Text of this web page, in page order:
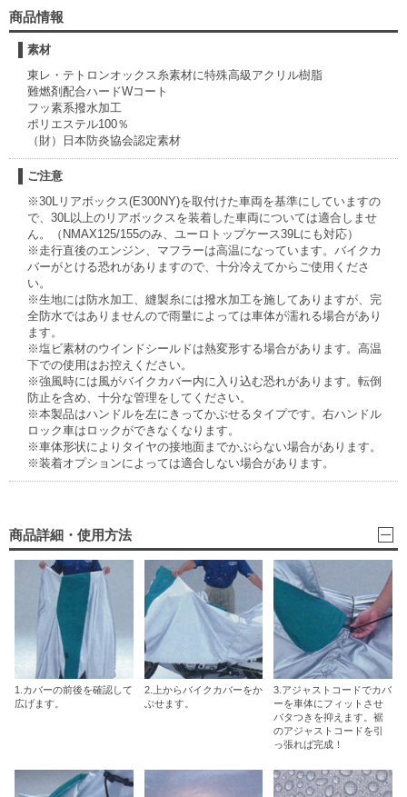
商品情報
素材
東レ・テトロンオックス糸素材に特殊高級アクリル樹脂
難燃剤配合ハードWコート
フッ素系撥水加工
ポリエステル100％
（財）日本防炎協会認定素材
ご注意
※30Lリアボックス(E300NY)を取付けた車両を基準にしていますの
で、30L以上のリアボックスを装着した車両については適合しませ
ん。（NMAX125/155のみ、ユーロトップケース39Lにも対応）
※走行直後のエンジン、マフラーは高温になっています。バイクカ
バーがとける恐れがありますので、十分冷えてからご使用くださ
い。
※生地には防水加工、縫製糸には撥水加工を施してありますが、完
全防水ではありませんので雨量によっては車体が濡れる場合があり
ます。
※塩ビ素材のウインドシールドは熱変形する場合があります。高温
下での使用はお控えください。
※強風時には風がバイクカバー内に入り込む恐れがあります。転倒
防止を含め、十分な管理をしてください。
※本製品はハンドルを左にきってかぶせるタイプです。右ハンドル
ロック車はロックができなくなります。
※車体形状によりタイヤの接地面までかぶらない場合があります。
※装着オプションによっては適合しない場合があります。
商品詳細・使用方法
1.カバーの前後を確認して
広げます。
2.上からバイクカバーをか
ぶせます。
3.アジャストコードでカバ
ーを車体にフィットさせ
バタつきを抑えます。裾
のアジャストコードを引
っ張れば完成！